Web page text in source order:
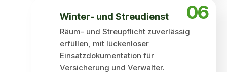
06
Winter- und Streudienst
Räum- und Streupflicht zuverlässig
erfüllen, mit lückenloser
Einsatzdokumentation für
Versicherung und Verwalter.